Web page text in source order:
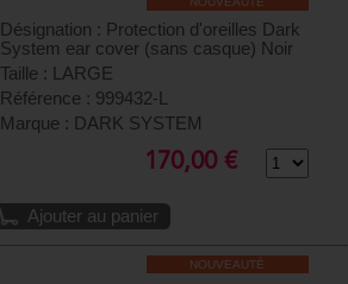
Désignation : Protection d'oreilles Dark
System ear cover (sans casque) Noir
Taille : LARGE
Référence : 999432-L
Marque : DARK SYSTEM
170,00 €
Ajouter au panier
NOUVEAUTÉ